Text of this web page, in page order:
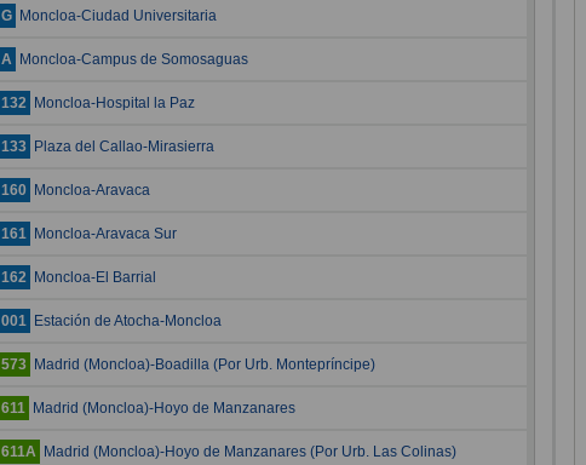
G Moncloa-Ciudad Universitaria
A Moncloa-Campus de Somosaguas
132 Moncloa-Hospital la Paz
133 Plaza del Callao-Mirasierra
160 Moncloa-Aravaca
161 Moncloa-Aravaca Sur
162 Moncloa-El Barrial
001 Estación de Atocha-Moncloa
573 Madrid (Moncloa)-Boadilla (Por Urb. Montepríncipe)
611 Madrid (Moncloa)-Hoyo de Manzanares
611A Madrid (Moncloa)-Hoyo de Manzanares (Por Urb. Las Colinas)